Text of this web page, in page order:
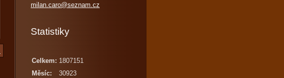
milan.caro@seznam.cz
Statistiky
Celkem: 1807151
Měsíc:
30923